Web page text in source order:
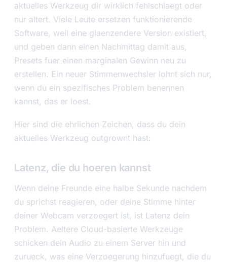
aktuelles Werkzeug dir wirklich fehlschlaegt oder
nur altert. Viele Leute ersetzen funktionierende
Software, weil eine glaenzendere Version existiert,
und geben dann einen Nachmittag damit aus,
Presets fuer einen marginalen Gewinn neu zu
erstellen. Ein neuer Stimmenwechsler lohnt sich nur,
wenn du ein spezifisches Problem benennen
kannst, das er loest.
Hier sind die ehrlichen Zeichen, dass du dein
aktuelles Werkzeug outgrownt hast:
Latenz, die du hoeren kannst
Wenn deine Freunde eine halbe Sekunde nachdem
du sprichst reagieren, oder deine Stimme hinter
deiner Webcam verzoegert ist, ist Latenz dein
Problem. Aeltere Cloud-basierte Werkzeuge
schicken dein Audio zu einem Server hin und
zurueck, was eine Verzoegerung hinzufuegt, die du